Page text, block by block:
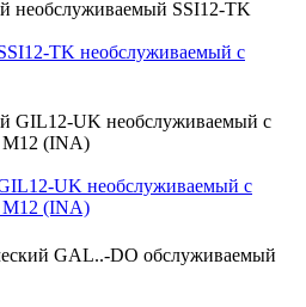
TK необслуживаемый с
UK необслуживаемый с
M12 (INA)